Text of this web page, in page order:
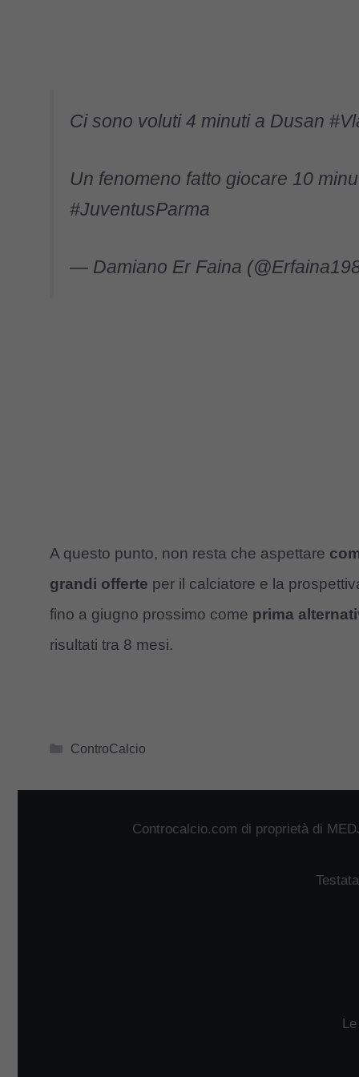
Ci sono voluti 4 minuti a Dusan
Un fenomeno fatto giocare 10
#JuventusParma
— Damiano Er Faina
A questo punto, non resta che aspettare
grandi offerte
per il calciatore e la
fino a giugno prossimo come
prima
risultati tra 8 mesi.
ControCalcio
Controcalcio.com di proprietà di